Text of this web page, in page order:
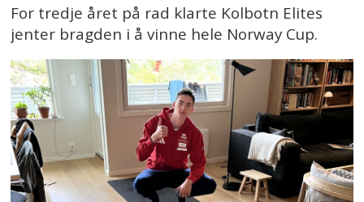
For tredje året på rad klarte Kolbotn Elites
jenter bragden i å vinne hele Norway Cup.